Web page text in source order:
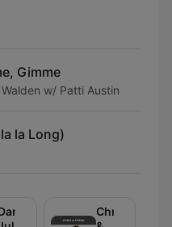
Gimme
w/ Patti Austin
la Long)
Chriz